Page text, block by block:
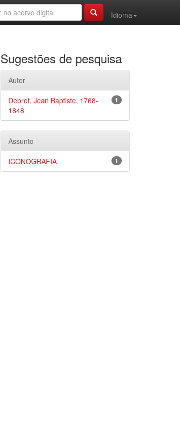
Idioma
Sugestões de pesquisa
Autor
1
Debret, Jean Baptiste, 1768-
1848
Assunto
1
ICONOGRAFIA